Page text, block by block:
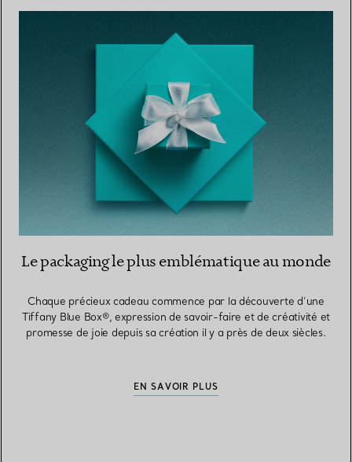
Le packaging le plus emblématique au monde
Chaque précieux cadeau commence par la découverte d’une
Tiffany Blue Box®, expression de savoir-faire et de créativité et
promesse de joie depuis sa création il y a près de deux siècles.
EN SAVOIR PLUS